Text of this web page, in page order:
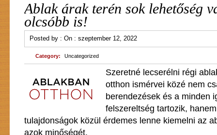
Ablak árak terén sok lehetőség
olcsóbb is!
Posted by : On : szeptember 12, 2022
Category: Uncategorized
Szeretné lecserélni régi
otthon ismérvei közé nem
berendezések és a minden
felszereltség tartozik,
tulajdonságok közül érdemes lenne kiemelni az
azok minőségét.